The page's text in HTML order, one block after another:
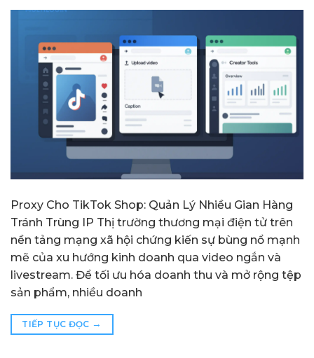
Proxy Cho TikTok Shop: Quản Lý Nhiều Gian Hàng
Tránh Trùng IP Thị trường thương mại điện tử trên
nền tảng mạng xã hội chứng kiến sự bùng nổ mạnh
mẽ của xu hướng kinh doanh qua video ngắn và
livestream. Để tối ưu hóa doanh thu và mở rộng tệp
sản phẩm, nhiều doanh
TIẾP TỤC ĐỌC →